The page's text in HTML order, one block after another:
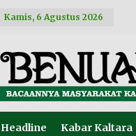
Kamis, 6 Agustus 2026
Headline Kabar Kaltara